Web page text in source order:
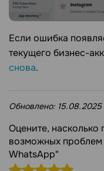
Если ошибка
текущего бизнес-
снова.
Обновлено: 15.08.2025
Оцените, насколько
возможных проблем
WhatsApp"